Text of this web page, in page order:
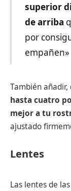
superior
de arriba
por
empañen»
También añadir,
hasta cuatro
mejor a tu
ajustado
Lentes
Las lentes de